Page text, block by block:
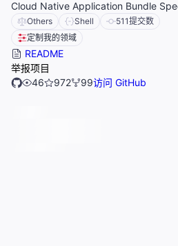
Cloud Native Application Bundle
Others Shell 511提交数
定制我的领域
README
举报项目
46
972 99访问 GitHub